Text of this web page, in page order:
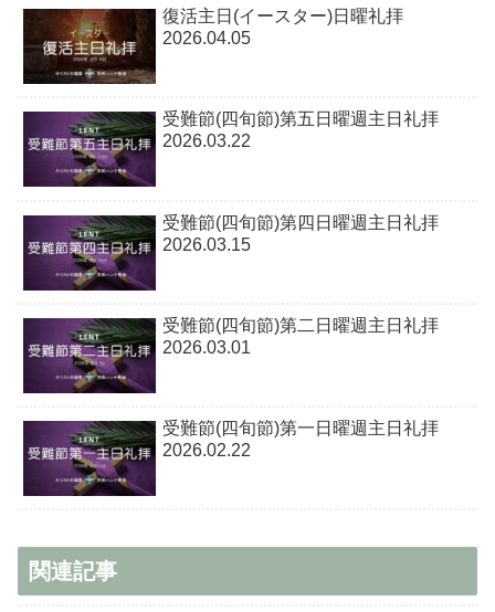
復活主日(イースター)日曜礼拝
2026.04.05
受難節(四旬節)第五日曜週主日礼拝
2026.03.22
受難節(四旬節)第四日曜週主日礼拝
2026.03.15
受難節(四旬節)第二日曜週主日礼拝
2026.03.01
受難節(四旬節)第一日曜週主日礼拝
2026.02.22
関連記事